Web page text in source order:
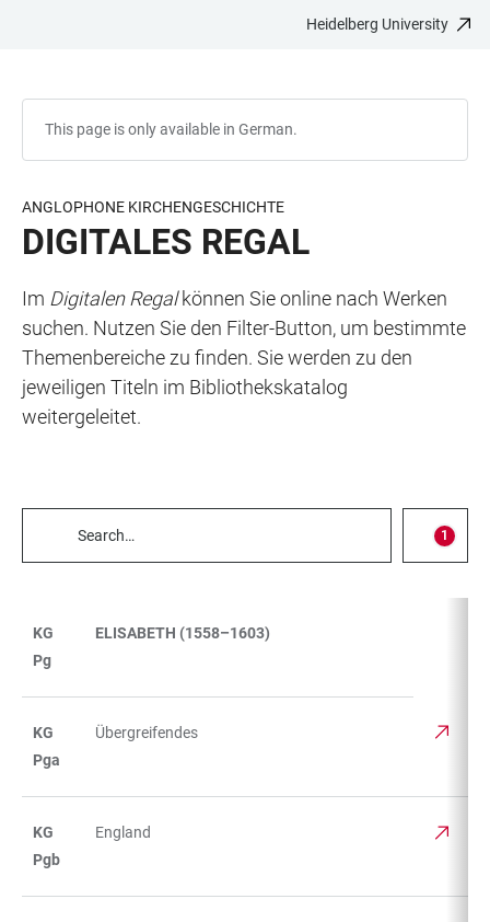
Heidelberg University
This page is only available in German.
ANGLOPHONE KIRCHENGESCHICHTE
DIGITALES REGAL
Im Digitalen Regalkönnen Sie online nach Werken
suchen. Nutzen Sie den Filter-Button, um bestimmte
Themenbereiche zu finden. Sie werden zu den
jeweiligen Titeln im Bibliothekskatalog
weitergeleitet.
TABLE
Filter
1
TABLE
KG
Pg
ELISABETH (1558–1603)
KG
Pga
Übergreifendes
KG
Pgb
England